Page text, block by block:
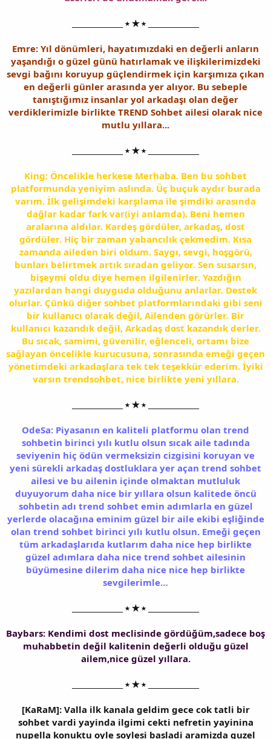
______________ ⭑ ★ ⭑ ______________
Emre: Yıl dönümleri, hayatımızdaki en değerli anların
yaşandığı o güzel günü hatırlamak ve ilişkilerimizdeki
sevgi bağını koruyup güçlendirmek için karşımıza çıkan
en değerli günler arasında yer alıyor. Bu sebeple
tanıştığımız insanlar yol arkadaşı olan değer
verdiklerimizle birlikte TREND Sohbet ailesi olarak nice
mutlu yıllara...
______________ ⭑ ★ ⭑ ______________
King: Öncelikle herkese Merhaba. Ben bu sohbet
platformunda yeniyim aslında. Üç buçuk aydır burada
varım. İlk gelişimdeki karşılama ile şimdiki arasında
dağlar kadar fark var(iyi anlamda). Beni hemen
aralarına aldılar. Kardeş gördüler, arkadaş, dost
gördüler. Hiç bir zaman yabancılık çekmedim. Kısa
zamanda aileden biri oldum. Saygı, sevgi, hoşgörü,
bunları belirtmek artık sıradan geliyor. Sen susarsın,
bişeymi oldu diye hemen ilgilenirler. Yazdığın
yazılardan hangi duyguda olduğunu anlarlar. Destek
olurlar. Çünkü diğer sohbet platformlarındaki gibi seni
bir kullanıcı olarak değil, Ailenden görürler. Bir
kullanıcı kazandık değil, Arkadaş dost kazandık derler.
Bu sıcak, samimi, güvenilir, eğlenceli, ortamı bize
sağlayan öncelikle kurucusuna, sonrasında emeği geçen
yönetimdeki arkadaşlara tek tek teşekkür ederim. İyiki
varsın trendsohbet, nice birlikte yeni yıllara.
______________ ⭑ ★ ⭑ ______________
OdeSa: Piyasanın en kaliteli platformu olan trend
sohbetin birinci yılı kutlu olsun sıcak aile tadında
seviyenin hiç ödün vermeksizin cizgisini koruyan ve
yeni sürekli arkadaş dostluklara yer açan trend sohbet
ailesi ve bu ailenin içinde olmaktan mutluluk
duyuyorum daha nice bir yıllara olsun kalitede öncü
sohbetin adı trend sohbet emin adımlarla en güzel
yerlerde olacağına eminim güzel bir aile ekibi eşliğinde
olan trend sohbet birinci yılı kutlu olsun. Emeği geçen
tüm arkadaşlarıda kutlarım daha nice hep birlikte
güzel adımlara daha nice trend sohbet ailesinin
büyümesine dilerim daha nice nice hep birlikte
sevgilerimle…
______________ ⭑ ★ ⭑ ______________
Baybars: Kendimi dost meclisinde gördüğüm,sadece boş
muhabbetin değil kalitenin değerli olduğu güzel
ailem,nice güzel yıllara.
______________ ⭑ ★ ⭑ ______________
[KaRaM]: Valla ilk kanala geldim gece cok tatli bir
sohbet vardi yayinda ilgimi cekti nefretin yayinina
nupella konuktu oyle soylesi basladi aramizda guzel